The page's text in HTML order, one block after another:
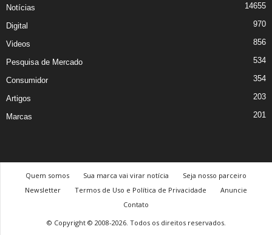
Notícias 14655
Digital 970
Videos 856
Pesquisa de Mercado 534
Consumidor 354
Artigos 203
Marcas 201
Quem somos Sua marca vai virar notícia
Seja nosso parceiro
Newsletter
Termos de Uso e Política de Privacidade
Anuncie
Contato
© Copyright © 2008-2026. Todos os direitos reservados.